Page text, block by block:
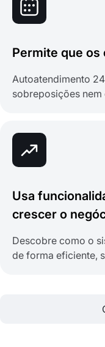
Permite que
Autoatendimento
sobreposições
Usa
crescer o
Descobre como o
de forma eficiente,